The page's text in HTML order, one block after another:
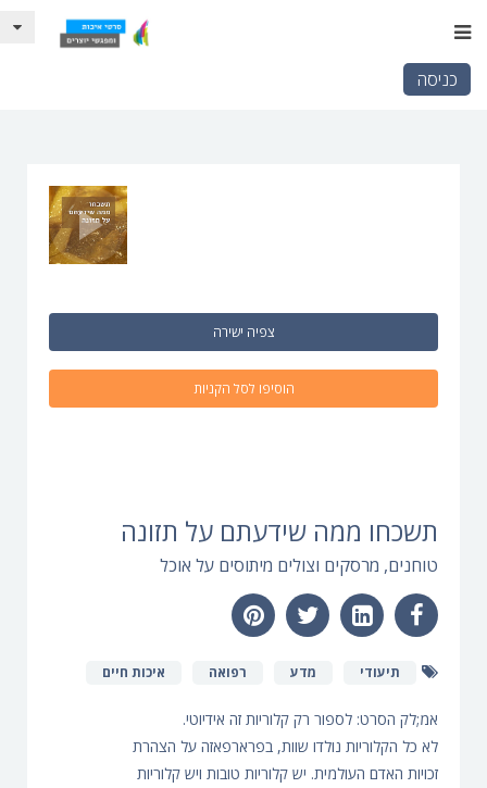
כניסה
צפיה ישירה
הוסיפו לסל הקניות
תשכחו ממה שידעתם על תזונה
טוחנים, מרסקים וצולים מיתוסים על אוכל
תיעודי מדע רפואה איכות חיים
אמ;לק הסרט: לספור רק קלוריות זה אידיוטי.
לא כל הקלוריות נולדו שוות, בפרארפאזה על הצהרת
זכויות האדם העולמית. יש קלוריות טובות ויש קלוריות